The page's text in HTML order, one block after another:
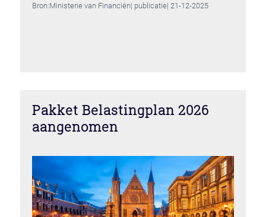
Bron:Ministerie van Financiën| publicatie| 21-12-2025
Pakket Belastingplan 2026
aangenomen